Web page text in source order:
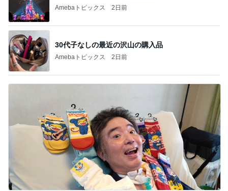
Amebaトピックス 2日前
30代子なしの最近の沢山の購入品
Amebaトピックス 2日前